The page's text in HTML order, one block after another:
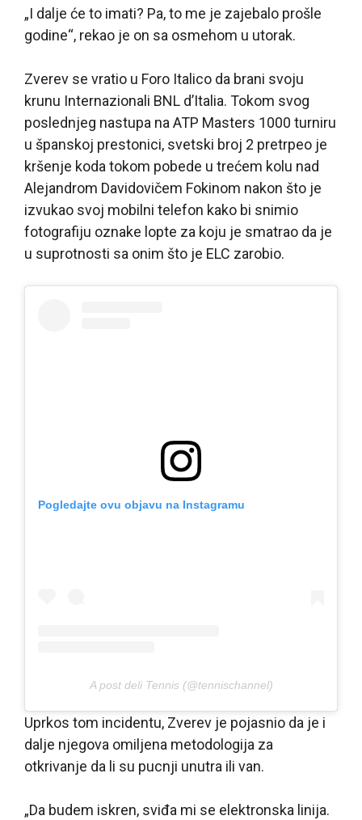
„I dalje će to imati? Pa, to me je zajebalo prošle
godine“, rekao je on sa osmehom u utorak.
Zverev se vratio u Foro Italico da brani svoju
krunu Internazionali BNL d’Italia. Tokom svog
poslednjeg nastupa na ATP Masters 1000 turniru
u španskoj prestonici, svetski broj 2 pretrpeo je
kršenje koda tokom pobede u trećem kolu nad
Alejandrom Davidovičem Fokinom nakon što je
izvukao svoj mobilni telefon kako bi snimio
fotografiju oznake lopte za koju je smatrao da je
u suprotnosti sa onim što je ELC zarobio.
Pogledajte ovu objavu na Instagramu
A post deli Tennis (@tennischannel)
Uprkos tom incidentu, Zverev je pojasnio da je i
dalje njegova omiljena metodologija za
otkrivanje da li su pucnji unutra ili van.
„Da budem iskren, sviđa mi se elektronska linija.